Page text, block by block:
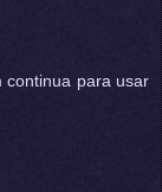
continua para usar